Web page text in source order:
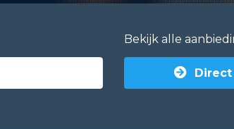
Bekijk alle